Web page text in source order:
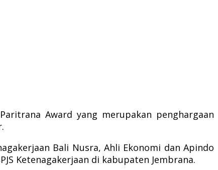
Award yang merupakan penghargaan
Bali Nusra, Ahli Ekonomi dan Apindo
Ketenagakerjaan di kabupaten Jembrana.